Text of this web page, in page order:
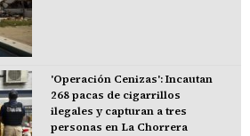
'Operación Cenizas': Incautan
268 pacas de cigarrillos
ilegales y capturan a tres
personas en La Chorrera